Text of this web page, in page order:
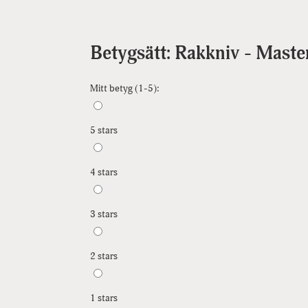
Betygsätt: Rakkniv -
Mitt betyg (1-5):
5 stars
4 stars
3 stars
2 stars
1 stars